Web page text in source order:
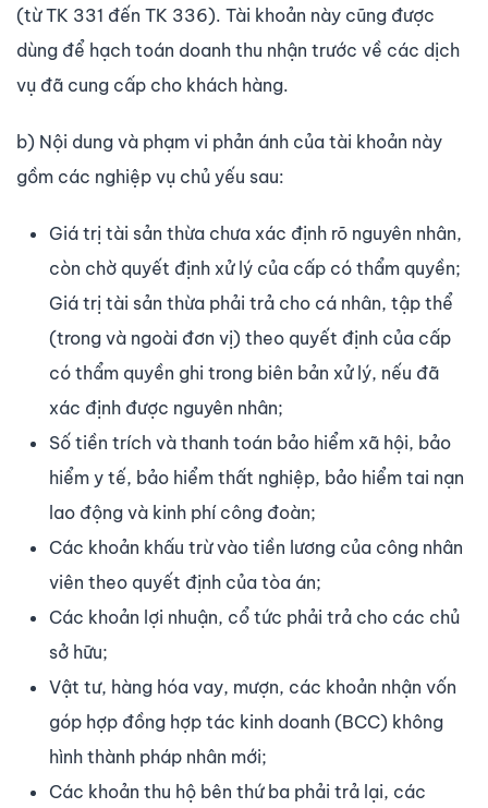
(từ TK 331 đến TK 336). Tài khoản này cũng được
dùng để hạch toán doanh thu nhận trước về các dịch
vụ đã cung cấp cho khách hàng.
b) Nội dung và phạm vi phản ánh của tài khoản này
gồm các nghiệp vụ chủ yếu sau:
Giá trị tài sản thừa chưa xác định rõ nguyên nhân,
còn chờ quyết định xử lý của cấp có thẩm quyền;
Giá trị tài sản thừa phải trả cho cá nhân, tập thể
(trong và ngoài đơn vị) theo quyết định của cấp
có thẩm quyền ghi trong biên bản xử lý, nếu đã
xác định được nguyên nhân;
Số tiền trích và thanh toán bảo hiểm xã hội, bảo
hiểm y tế, bảo hiểm thất nghiệp, bảo hiểm tai nạn
lao động và kinh phí công đoàn;
Các khoản khấu trừ vào tiền lương của công nhân
viên theo quyết định của tòa án;
Các khoản lợi nhuận, cổ tức phải trả cho các chủ
sở hữu;
Vật tư, hàng hóa vay, mượn, các khoản nhận vốn
góp hợp đồng hợp tác kinh doanh (BCC) không
hình thành pháp nhân mới;
Các khoản thu hộ bên thứ ba phải trả lại, các